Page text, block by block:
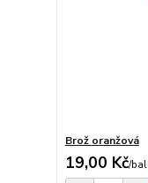
Brož oranžová
19,00 Kč/bal